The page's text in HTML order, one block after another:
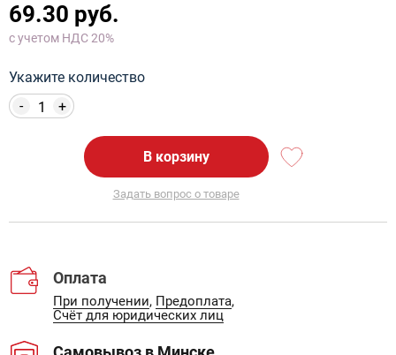
69.30 руб.
с учетом НДС 20%
Укажите количество
+
-
В корзину
Задать вопрос о товаре
Оплата
При получении, Предоплата,
Счёт для юридических лиц